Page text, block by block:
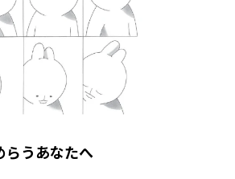
らうあなたへ